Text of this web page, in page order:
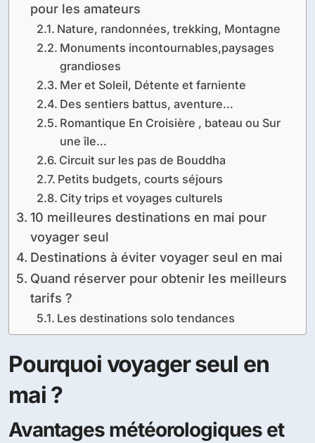
pour les amateurs
Nature, randonnées, trekking, Montagne
Monuments incontournables,paysages
grandioses
Mer et Soleil, Détente et farniente
Des sentiers battus, aventure…
Romantique En Croisière , bateau ou Sur
une île…
Circuit sur les pas de Bouddha
Petits budgets, courts séjours
City trips et voyages culturels
10 meilleures destinations en mai pour
voyager seul
Destinations à éviter voyager seul en mai
Quand réserver pour obtenir les meilleurs
tarifs ?
Les destinations solo tendances
Pourquoi voyager seul en
mai ?
Avantages météorologiques et